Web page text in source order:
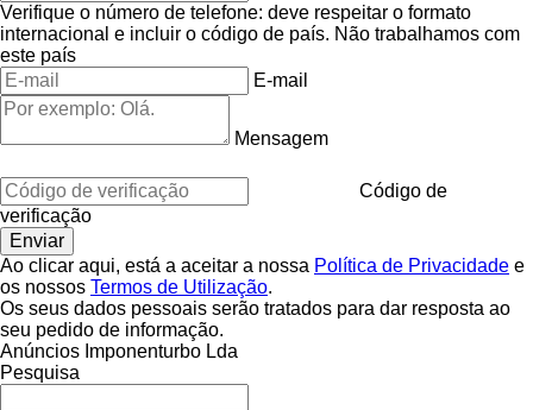
Verifique o número de telefone: deve respeitar o formato
internacional e incluir o código de país. Não trabalhamos com
este país
E-mail
Mensagem
Código de
verificação
Ao clicar aqui, está a aceitar a nossa Política de Privacidade e
os nossos Termos de Utilização.
Os seus dados pessoais serão tratados para dar resposta ao
seu pedido de informação.
Anúncios Imponenturbo Lda
Pesquisa